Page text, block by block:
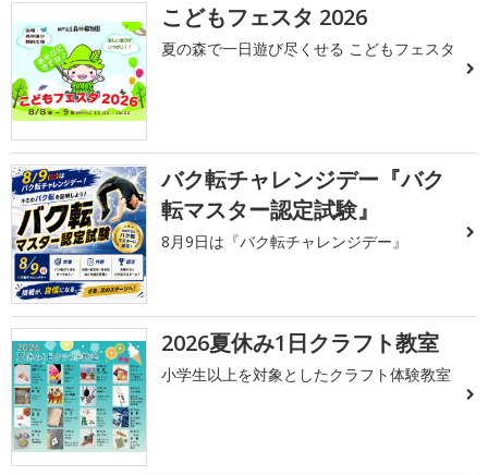
こどもフェスタ 2026
夏の森で一日遊び尽くせる こどもフェスタ
バク転チャレンジデー『バク
転マスター認定試験』
8月9日は『バク転チャレンジデー』
2026夏休み1日クラフト教室
小学生以上を対象としたクラフト体験教室